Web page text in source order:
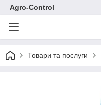
Agro-Control
Товари та послуги